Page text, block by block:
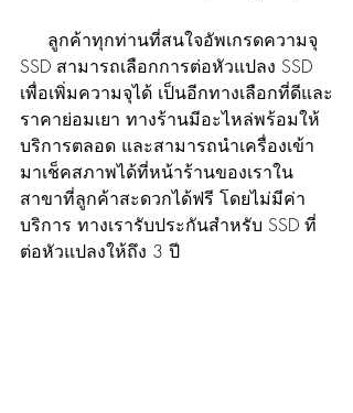
SSD สามารถเลือกการต่อหัวแปลง SSD
เพื่อเพิ่มความจุได้ เป็นอีกทางเลือกที่ดีและ
ราคาย่อมเยา ทางร้านมีอะไหล่พร้อมให้
บริการตลอด และสามารถนำเครื่องเข้า
มาเช็คสภาพได้ที่หน้าร้านของเราใน
สาขาที่ลูกค้าสะดวกได้ฟรี โดยไม่มีค่า
บริการ ทางเรารับประกันสำหรับ SSD ที่
ต่อหัวแปลงให้ถึง 3 ปี